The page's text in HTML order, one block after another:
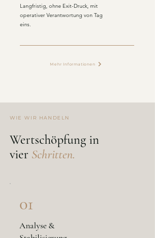
Langfristig, ohne Exit-Druck, mit
operativer Verantwortung von Tag
eins.
Mehr Informationen
WIE WIR HANDELN
Wertschöpfung in
vier Schritten.
01
Analyse &